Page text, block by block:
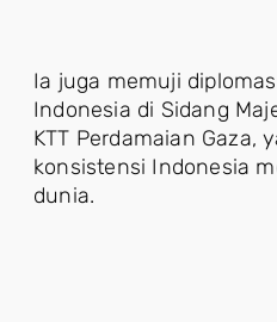
Ia juga memuji
Indonesia di Sidang
KTT Perdamaian Gaza,
konsistensi Indonesia
dunia.